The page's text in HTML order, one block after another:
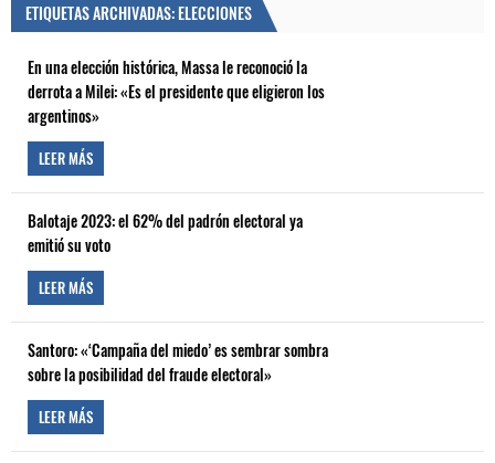
ETIQUETAS ARCHIVADAS: ELECCIONES
En una elección histórica, Massa le reconoció la
derrota a Milei: «Es el presidente que eligieron los
argentinos»
LEER MÁS
Balotaje 2023: el 62% del padrón electoral ya
emitió su voto
LEER MÁS
Santoro: «‘Campaña del miedo’ es sembrar sombra
sobre la posibilidad del fraude electoral»
LEER MÁS